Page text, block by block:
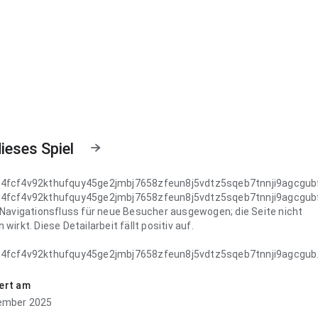
Spiel
für neue Besucher ausgewogen; die Seite nicht
wirkt. Diese Detailarbeit fällt positiv auf.
klar wird. Diese Detailarbeit fällt positiv auf.
am
2025